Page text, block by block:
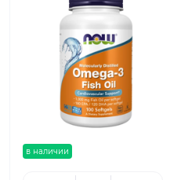
в наличии